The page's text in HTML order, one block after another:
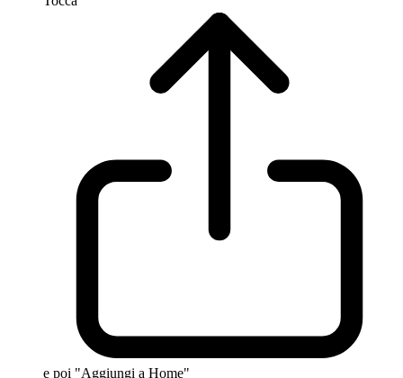
e poi "Aggiungi a Home"